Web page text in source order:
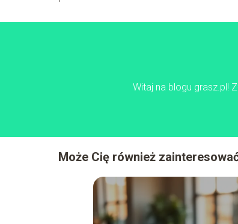
Witaj na blogu grasz.pl!
Może Cię również